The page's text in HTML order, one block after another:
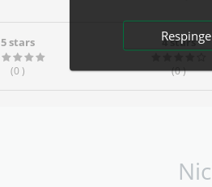
5 stars
(0 )
4 stars
(0)
Respinge